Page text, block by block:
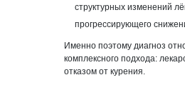
структурных изменений
прогрессирующего
Именно поэтому диагноз
комплексного подхода:
отказом от курения.